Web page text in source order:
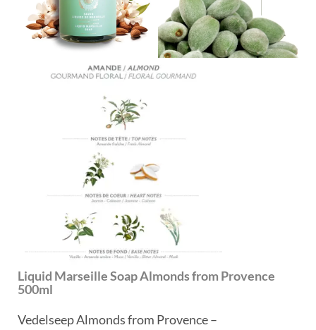
Liquid Marseille Soap Almonds from Provence
500ml
Vedelseep Almonds from Provence –